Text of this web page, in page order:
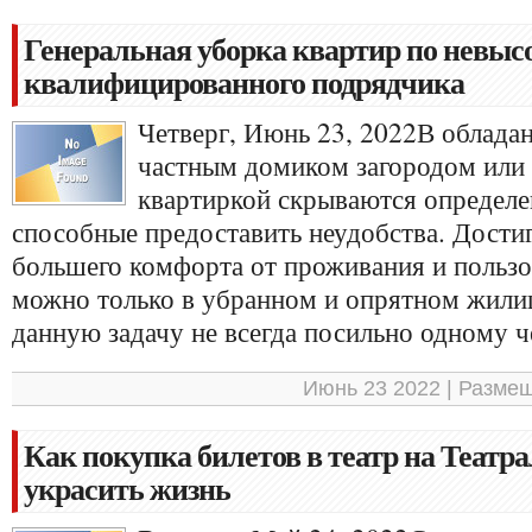
Генеральная уборка квартир по
квалифицированного подрядчика
Четверг, Июнь 23, 2022В
частным домиком загородом
квартиркой скрываются
способные предоставить неудобства.
большего комфорта от проживания и
можно только в убранном и опрятном
данную задачу не всегда посильно одному
Июнь 23 2022 |
Как покупка билетов в театр на
украсить жизнь